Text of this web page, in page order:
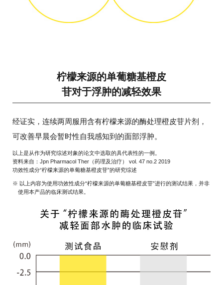
柠檬来源的单葡糖基橙皮
苷对于浮肿的减轻效果
经证实，连续两周服用含有柠檬来源的酶处理橙皮苷片剂，
可改善早晨会暂时性自我感知到的面部浮肿。
以上是从作为研究综述对象的论文中选取的具代表性的一例。
资料来自：Jpn Pharmacol Ther（药理及治疗） vol. 47 no.2 2019
功效性成分“柠檬来源的单葡糖基橙皮苷”的研究综述
※ 以上内容为使用功效性成分“柠檬来源的单葡糖基橙皮苷”进行的测试结果，并非
使用本产品的临床测试结果。